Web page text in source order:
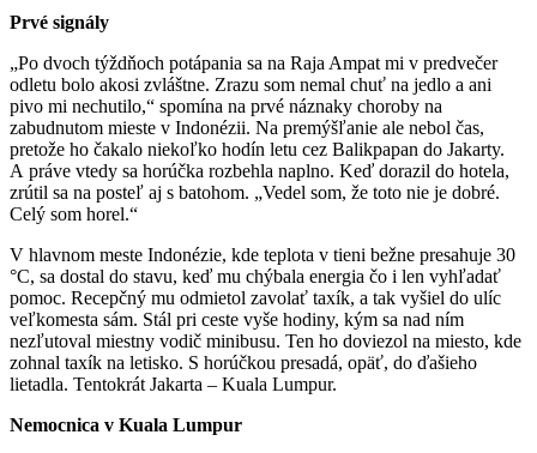
Prvé signály
„Po dvoch týždňoch potápania sa na Raja Ampat mi v predvečer
odletu bolo akosi zvláštne. Zrazu som nemal chuť na jedlo a ani
pivo mi nechutilo,“ spomína na prvé náznaky choroby na
zabudnutom mieste v Indonézii. Na premýšľanie ale nebol čas,
pretože ho čakalo niekoľko hodín letu cez Balikpapan do Jakarty.
A práve vtedy sa horúčka rozbehla naplno. Keď dorazil do hotela,
zrútil sa na posteľ aj s batohom. „Vedel som, že toto nie je dobré.
Celý som horel.“
V hlavnom meste Indonézie, kde teplota v tieni bežne presahuje 30
°C, sa dostal do stavu, keď mu chýbala energia čo i len vyhľadať
pomoc. Recepčný mu odmietol zavolať taxík, a tak vyšiel do ulíc
veľkomesta sám. Stál pri ceste vyše hodiny, kým sa nad ním
nezľutoval miestny vodič minibusu. Ten ho doviezol na miesto, kde
zohnal taxík na letisko. S horúčkou presadá, opäť, do ďašieho
lietadla. Tentokrát Jakarta – Kuala Lumpur.
Nemocnica v Kuala Lumpur